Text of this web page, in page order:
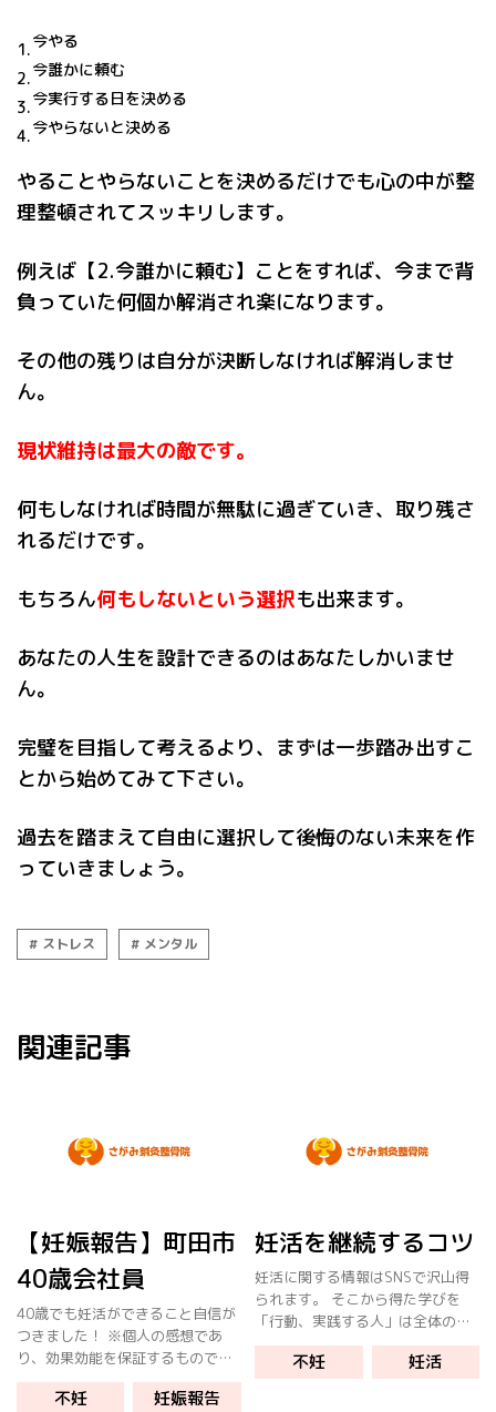
今やる
今誰かに頼む
今実行する日を決める
今やらないと決める
やることやらないことを決めるだけでも心の中が整
理整頓されてスッキリします。
例えば【2.今誰かに頼む】ことをすれば、今まで背
負っていた何個か解消され楽になります。
その他の残りは自分が決断しなければ解消しませ
ん。
現状維持は最大の敵です。
何もしなければ時間が無駄に過ぎていき、取り残さ
れるだけです。
もちろん何もしないという選択も出来ます。
あなたの人生を設計できるのはあなたしかいませ
ん。
完璧を目指して考えるより、まずは一歩踏み出すこ
とから始めてみて下さい。
過去を踏まえて自由に選択して後悔のない未来を作
っていきましょう。
ストレス メンタル
関連記事
【妊娠報告】町田市
40歳会社員
40歳でも妊活ができること自信が
つきました！ ※個人の感想であ
り、効果効能を保証するものでは
ありません
不妊 妊娠報告
妊活を継続するコツ
妊活に関する情報はSNSで沢山得
られます。 そこから得た学びを
「行動、実践する人」は全体の
10~20%と言われています。 100
人いれば、行動できる人は10人か
不妊 妊活